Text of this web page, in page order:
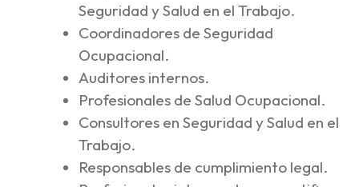
Seguridad y Salud en el Trabajo.
Coordinadores de Seguridad
Ocupacional.
Auditores internos.
Profesionales de Salud Ocupacional.
Consultores en Seguridad y Salud en el
Trabajo.
Responsables de cumplimiento legal.